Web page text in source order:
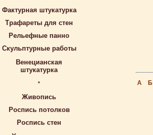
Фактурная штукатурка
Трафареты для стен
Рельефные панно
Скульптурные работы
Венецианская
штукатурка
*
Живопись
Роспись потолков
Роспись стен
А Б